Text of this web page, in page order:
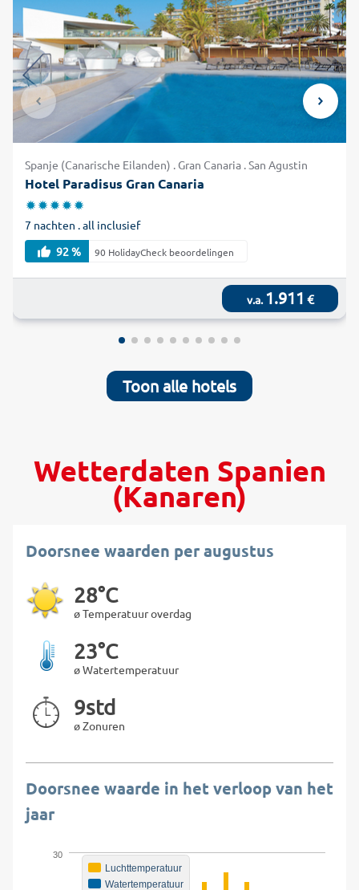
Spanje (Canarische Eilanden) . Gran Canaria . San Agustin
Hotel Paradisus Gran Canaria
7 nachten . all inclusief
92 %
90 HolidayCheck beoordelingen
v.a.1.911 €
Toon alle hotels
Wetterdaten Spanien
(Kanaren)
Doorsnee waarden per augustus
28°C
ø Temperatuur overdag
23°C
ø Watertemperatuur
9std
ø Zonuren
Doorsnee waarde in het verloop van het
jaar
Luchttemperatuur
Watertemperatuur
30